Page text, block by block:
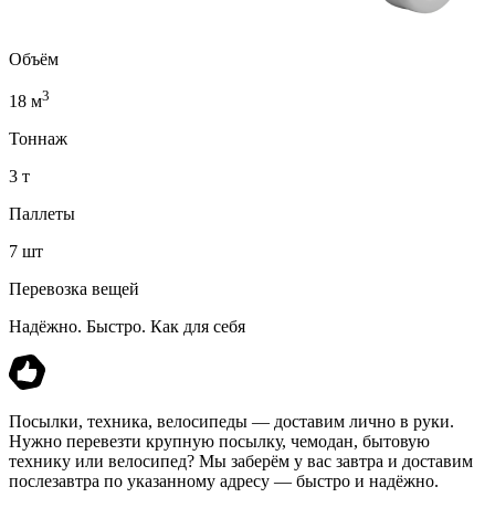
Объём
18 м3
Тоннаж
3 т
Паллеты
7 шт
Перевозка вещей
Надёжно. Быстро. Как для себя
Посылки, техника, велосипеды — доставим лично в руки.
Нужно перевезти крупную посылку, чемодан, бытовую
технику или велосипед? Мы заберём у вас завтра и доставим
послезавтра по указанному адресу — быстро и надёжно.